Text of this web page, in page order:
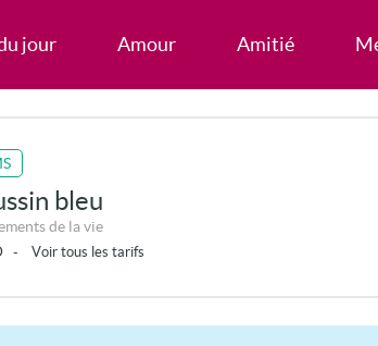
jour Amour Amitié
bleu
de la vie
- Voir tous les tarifs